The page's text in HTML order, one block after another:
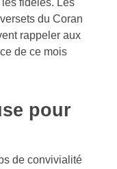
du Coran
rappeler aux
de ce mois
pour
de convivialité